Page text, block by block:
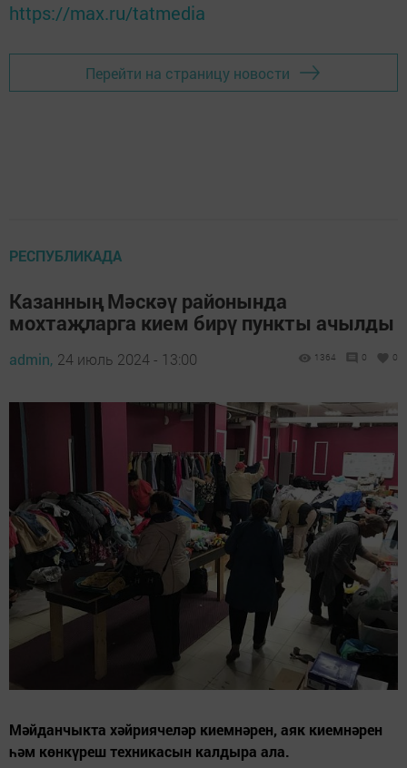
https://max.ru/tatmedia
Перейти на страницу новости
РЕСПУБЛИКАДА
Казанның Мәскәү районында
мохтаҗларга кием бирү пункты ачылды
admin, 24 июль 2024 - 13:00 1364 0 0
Мәйданчыкта хәйриячеләр киемнәрен, аяк киемнәрен
һәм көнкүреш техникасын калдыра ала.